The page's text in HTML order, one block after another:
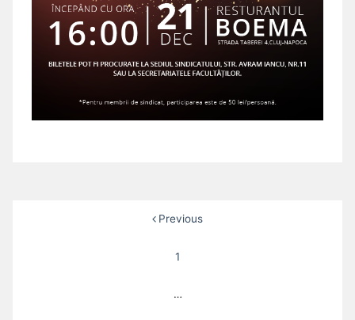
Previous
1
…